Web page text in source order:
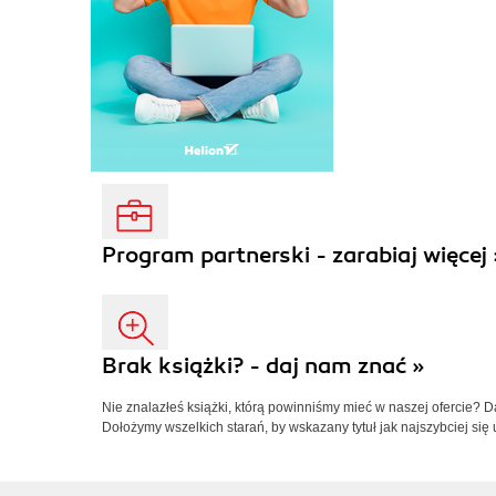
Program partnerski - zarabiaj więcej
Brak książki? - daj nam znać »
Nie znalazłeś książki, którą powinniśmy mieć w naszej ofercie?
Dołożymy wszelkich starań, by wskazany tytuł jak najszybciej się